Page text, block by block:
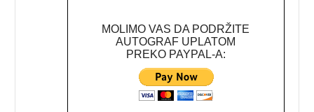
MOLIMO VAS DA PODRŽITE
AUTOGRAF UPLATOM
PREKO PAYPAL-A: